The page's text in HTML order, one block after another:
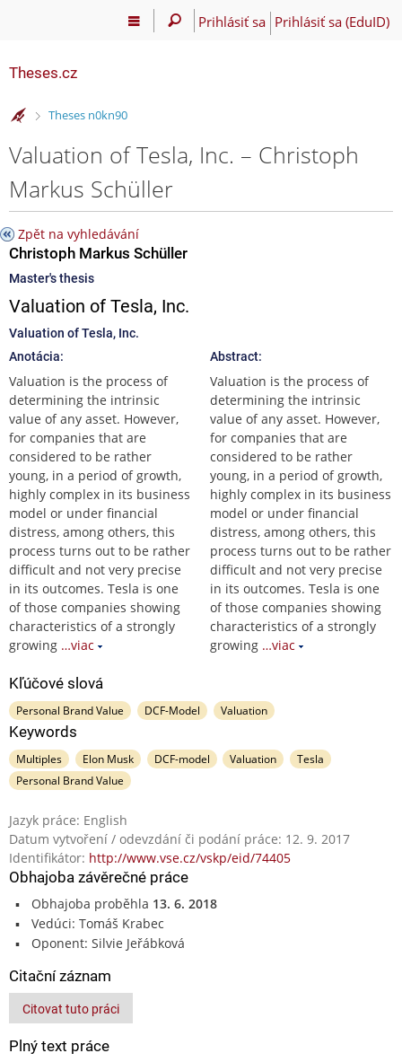
Prihlásiť sa Prihlásiť sa (EduID)
Theses.cz
>
Theses n0kn90
Valuation of Tesla, Inc. – Christoph
Markus Schüller
Zpět na vyhledávání
Christoph Markus Schüller
Master's thesis
Valuation of Tesla, Inc.
Valuation of Tesla, Inc.
Anotácia:
Valuation is the process of
determining the intrinsic
value of any asset. However,
for companies that are
considered to be rather
young, in a period of growth,
highly complex in its business
model or under financial
distress, among others, this
process turns out to be rather
difficult and not very precise
in its outcomes. Tesla is one
of those companies showing
characteristics of a strongly
growing …viac
Abstract:
Valuation is the process of
determining the intrinsic
value of any asset. However,
for companies that are
considered to be rather
young, in a period of growth,
highly complex in its business
model or under financial
distress, among others, this
process turns out to be rather
difficult and not very precise
in its outcomes. Tesla is one
of those companies showing
characteristics of a strongly
growing …viac
Kľúčové slová
Personal Brand Value DCF-Model Valuation
Keywords
Multiples Elon Musk DCF-model Valuation
Tesla
Personal Brand Value
Jazyk práce: English
Datum vytvoření / odevzdání či podání práce: 12. 9. 2017
Identifikátor: http://www.vse.cz/vskp/eid/74405
Obhajoba závěrečné práce
Obhajoba proběhla 13. 6. 2018
Vedúci: Tomáš Krabec
Oponent: Silvie Jeřábková
Citační záznam
Citovat tuto práci
Plný text práce